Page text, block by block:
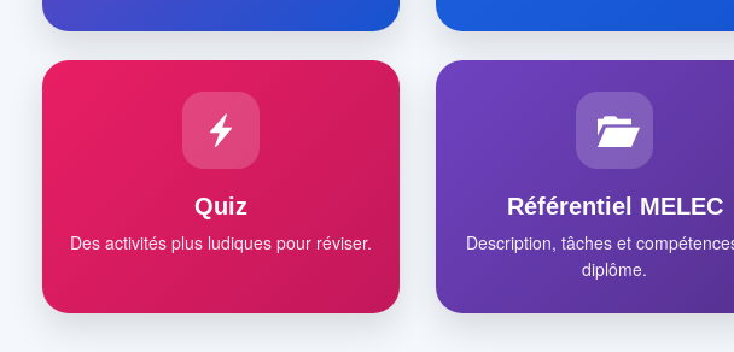
Quiz
Des activités plus ludiques pour réviser.
Référentiel MELEC
Description, tâches et
diplôme.